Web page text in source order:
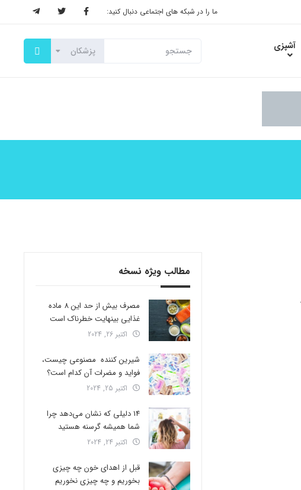
ما را در شبکه های اجتماعی دنبال کنید:
آشپزی
مطالب ویژه نسخه
مصرف بیش از حد این 8 ماده
غذایی بینهایت خطرناک است
اکتبر 26, 2024
شیرین کننده مصنوعی چیست،
فواید و مضرات آن کدام است؟
اکتبر 25, 2024
14 دلیلی که نشان می‌دهد چرا
شما همیشه گرسنه هستید
اکتبر 24, 2024
قبل از اهدای خون چه چیزی
بخوریم و چه چیزی نخوریم